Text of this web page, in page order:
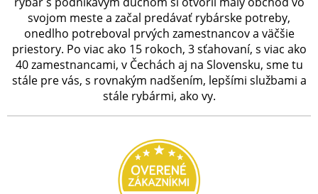
svojom meste a začal predávať rybárske potreby,
onedlho potreboval prvých zamestnancov a väčšie
priestory. Po viac ako 15 rokoch, 3 sťahovaní, s viac ako
40 zamestnancami, v Čechách aj na Slovensku, sme tu
stále pre vás, s rovnakým nadšením, lepšími službami a
stále rybármi, ako vy.